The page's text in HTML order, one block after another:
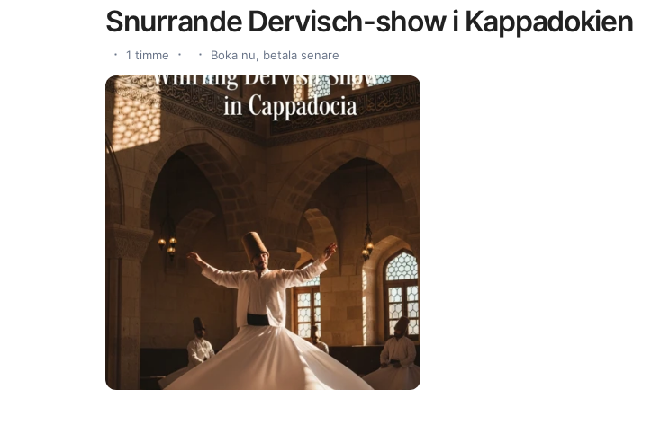
Snurrande Dervisch-show i Kappadokien
1 timme Boka nu, betala senare